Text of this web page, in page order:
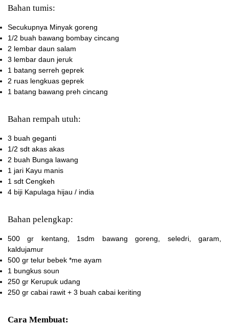
Bahan tumis:
Secukupnya Minyak goreng
1/2 buah bawang bombay cincang
2 lembar daun salam
3 lembar daun jeruk
1 batang serreh geprek
2 ruas lengkuas geprek
1 batang bawang preh cincang
Bahan rempah utuh:
3 buah geganti
1/2 sdt akas akas
2 buah Bunga lawang
1 jari Kayu manis
1 sdt Cengkeh
4 biji Kapulaga hijau / india
Bahan pelengkap:
500 gr kentang, 1sdm bawang goreng, seledri, garam,
kaldujamur
500 gr telur bebek *me ayam
1 bungkus soun
250 gr Kerupuk udang
250 gr cabai rawit + 3 buah cabai keriting
Cara Membuat: